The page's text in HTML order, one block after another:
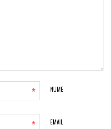
NUME
*
EMAIL
*